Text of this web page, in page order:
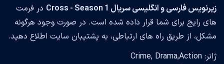
زیرنویس فارسی و انگلیسی سریال Cross - Season 1
در فرمت
های رایج برای شما قرار داده شده است. در صورت وجود هرگونه
مشکل، از طریق راه های ارتباطی، به پشتیبان سایت اطلاع دهید.
ژانر: Crime, Drama,Action